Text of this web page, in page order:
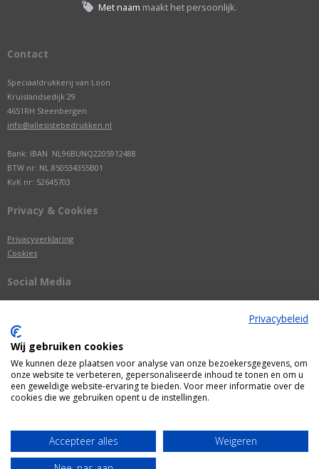
Met naam maakt het persoonlijk.
Contact
Speciaaldrukkerij van Loon
Kruislandsedijk 29
4651RH Steenbergen
info@allesistebedrukken.nl
Bank: IBAN NL96BUNQ2205912488
BTW nr: NL.850534355B01
KvK nr: 52645703
Privacy & Cookies
Privacyverklaring
Cookies
Social Media
Webshop door
Privacybeleid
Wij gebruiken cookies
We kunnen deze plaatsen voor analyse van onze bezoekersgegevens, om
onze website te verbeteren, gepersonaliseerde inhoud te tonen en om u
een geweldige website-ervaring te bieden. Voor meer informatie over de
cookies die we gebruiken opent u de instellingen.
Accepteer alles
Weigeren